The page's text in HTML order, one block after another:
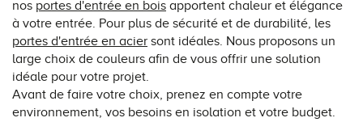
nos portes d'entrée en bois apportent chaleur et élégance
à votre entrée. Pour plus de sécurité et de durabilité, les
portes d'entrée en acier sont idéales. Nous proposons un
large choix de couleurs afin de vous offrir une solution
idéale pour votre projet.
Avant de faire votre choix, prenez en compte votre
environnement, vos besoins en isolation et votre budget.